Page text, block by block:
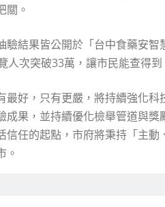
關。
驗結果皆公開於「台中食藥安智
人次突破33萬，讓市民能查得
最好，只有更嚴，將持續強化
成果，並持續優化檢舉管道與
信任的起點，市府將秉持「主
。